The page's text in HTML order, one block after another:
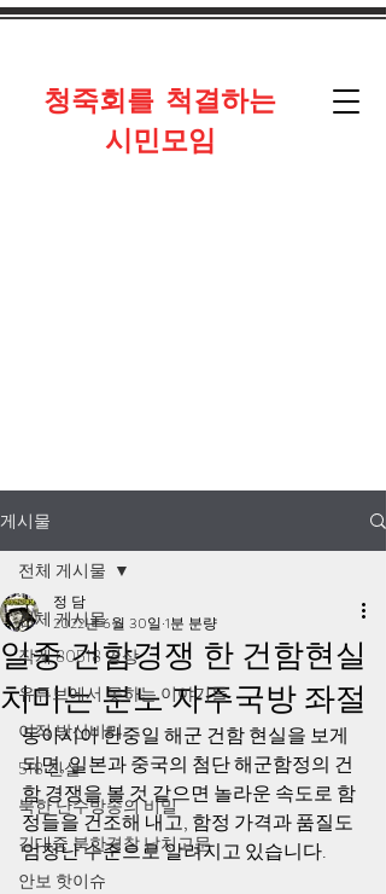
​청죽회를 척결하는
시민모임
게시물
전체 게시물
작계 80518 영상
유튜브에서 못하는 이야기들
이적 방산비리
518 진실
북한 난수방송의 비밀
김대중 북한경찰 납치고문
안보 핫이슈
전체 게시물
일중 건함경쟁 한 건함현실
치미는 분노 자주국방 좌절
정 담
2022년 6월 30일 1분 분량
동아시아 한중일 해군 건함 현실을 보게
되면, 일본과 중국의 첨단 해군함정의 건
함 경쟁을 볼 것 같으면 놀라운 속도로 함
정들을 건조해 내고, 함정 가격과 품질도
엄청난 수준으로 알려지고 있습니다.